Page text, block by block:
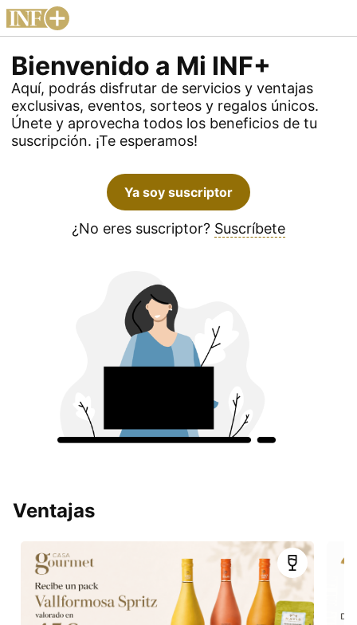
Bienvenido a Mi INF+
Aquí, podrás disfrutar de servicios y ventajas
exclusivas, eventos, sorteos y regalos únicos.
Únete y aprovecha todos los beneficios de tu
suscripción. ¡Te esperamos!
Ya soy suscriptor
¿No eres suscriptor? Suscríbete
Ventajas